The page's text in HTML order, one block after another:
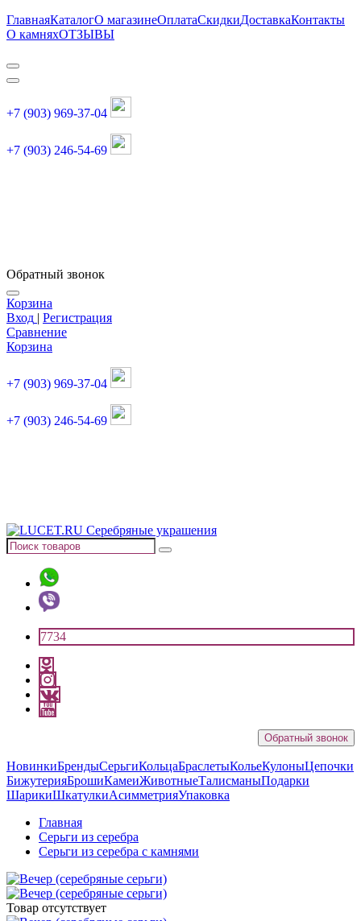
ГлавнаяКаталогО магазинеОплатаСкидкиДоставкаКонтакты
О камняхОТЗЫВЫ
+7 (903) 969-37-04
+7 (903) 246-54-69
Обратный звонок
Корзина
Вход | Регистрация
Сравнение
Корзина
+7 (903) 969-37-04
+7 (903) 246-54-69
7734
Обратный звонок
НовинкиБрендыСерьгиКольцаБраслетыКольеКулоныЦепочки
БижутерияБрошиКамеиЖивотныеТалисманыПодарки
ШарикиШкатулкиАсимметрияУпаковка
Главная
Серьги из серебра
Серьги из серебра с камнями
Товар отсутствует